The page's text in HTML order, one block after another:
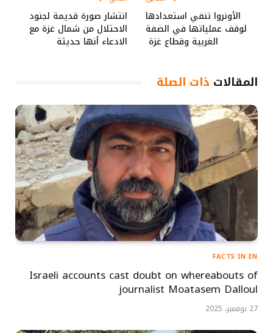
الأونروا تنفي استعدادها
لوقف عملياتها في الضفة
الغربية وقطاع غزة
انتشار صورة قديمة لجنود
الاحتلال من شمال غزة مع
الادعاء أنها حديثة
المقالات ذات الصلة
FACTS IN EN
Israeli accounts cast doubt on whereabouts of
journalist Moatasem Dalloul
27 نوفمبر، 2025